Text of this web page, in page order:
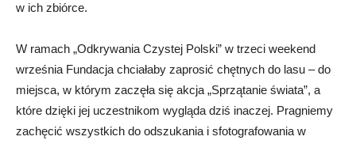
w ich zbiórce.
W ramach „Odkrywania Czystej Polski” w trzeci weekend
września Fundacja chciałaby zaprosić chętnych do lasu – do
miejsca, w którym zaczęła się akcja „Sprzątanie świata”, a
które dzięki jej uczestnikom wygląda dziś inaczej. Pragniemy
zachęcić wszystkich do odszukania i sfotografowania w